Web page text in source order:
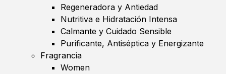
Regeneradora y Antiedad
Nutritiva e Hidratación Intensa
Calmante y Cuidado Sensible
Purificante, Antiséptica y Energizante
Fragrancia
Women